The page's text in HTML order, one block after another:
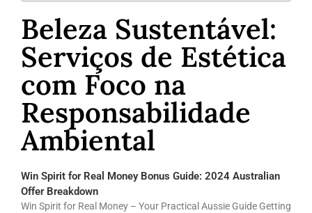
Beleza Sustentável:
Serviços de Estética
com Foco na
Responsabilidade
Ambiental
Win Spirit for Real Money Bonus Guide: 2024 Australian
Offer Breakdown
Win Spirit for Real Money – Your Practical Aussie Guide Getting